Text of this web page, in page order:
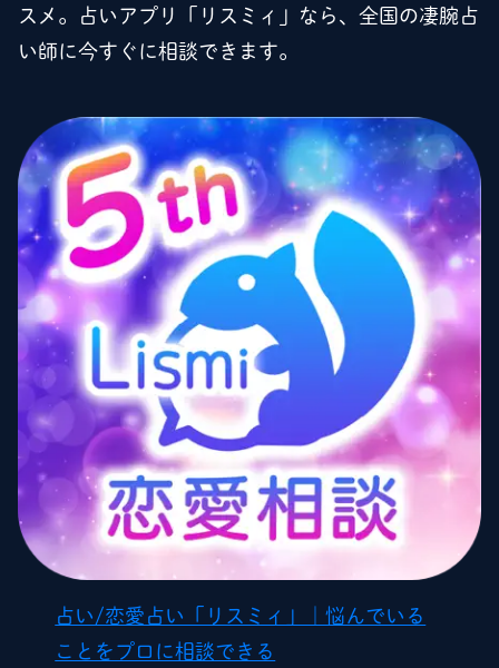
スメ。占いアプリ「リスミィ」なら、全国の凄腕占
い師に今すぐに相談できます。
占い/恋愛占い「リスミィ」｜悩んでいる
ことをプロに相談できる